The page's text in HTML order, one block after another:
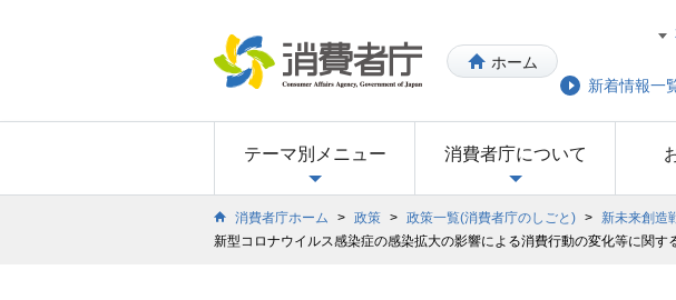
ホーム
新着情報一
テーマ別メニュー 消費者庁について
消費者庁ホーム > 政策 > 政策一覧(消費者庁のしごと) > 新未来創造
新型コロナウイルス感染症の感染拡大の影響による消費行動の変化等に関す